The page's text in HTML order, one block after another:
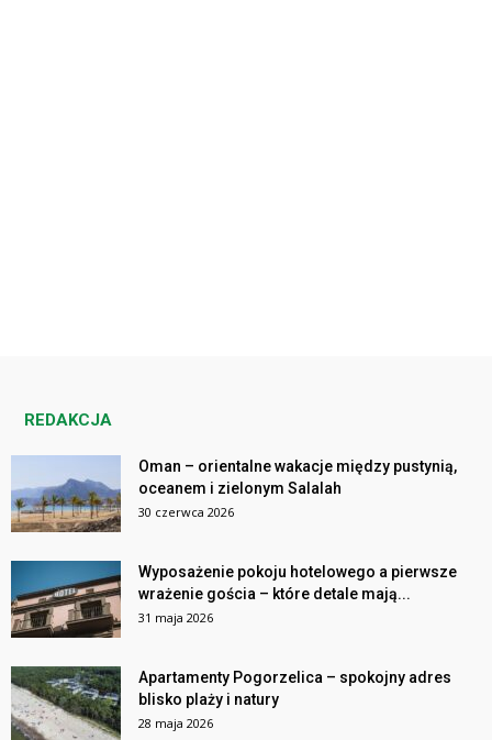
REDAKCJA
Oman – orientalne wakacje między pustynią,
oceanem i zielonym Salalah
30 czerwca 2026
Wyposażenie pokoju hotelowego a pierwsze
wrażenie gościa – które detale mają...
31 maja 2026
Apartamenty Pogorzelica – spokojny adres
blisko plaży i natury
28 maja 2026